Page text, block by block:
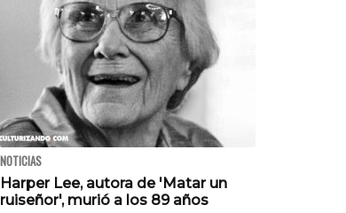
NOTICIAS
Harper Lee, autora de 'Matar un
ruiseñor', murió a los 89 años